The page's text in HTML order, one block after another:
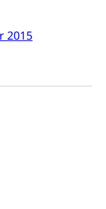
2015
(WAS